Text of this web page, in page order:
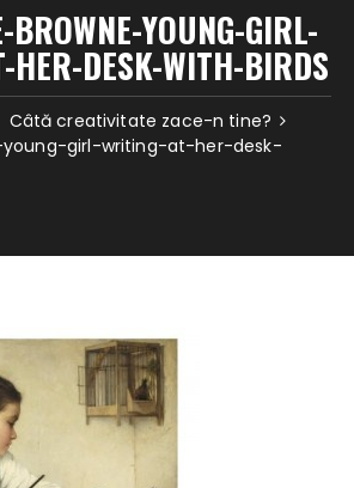
BROWNE-YOUNG-GIRL-
HER-DESK-WITH-BIRDS
Câtă creativitate zace-n tine?
girl-writing-at-her-desk-